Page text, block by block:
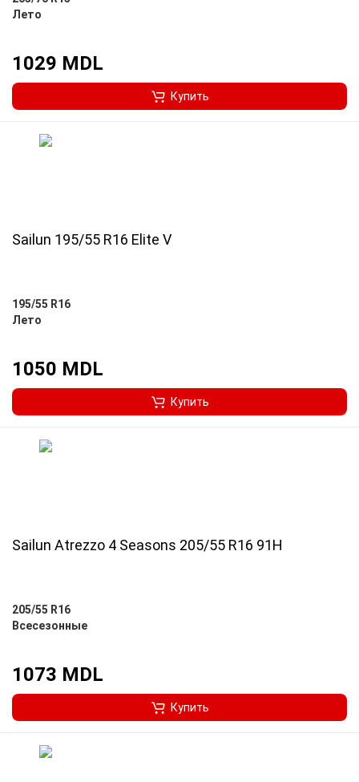
Лето
1029 MDL
Купить
Sailun 195/55 R16 Elite V
195/55 R16
Лето
1050 MDL
Купить
Sailun Atrezzo 4 Seasons 205/55 R16 91H
205/55 R16
Всесезонные
1073 MDL
Купить